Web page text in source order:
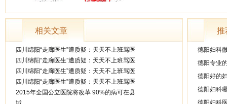
相关文章
四川绵阳“走廊医生”遭质疑：天天不上班骂医
四川绵阳“走廊医生”遭质疑：天天不上班骂医
四川绵阳“走廊医生”遭质疑：天天不上班骂医
四川绵阳“走廊医生”遭质疑：天天不上班骂医
2015年全国公立医院将改革 90%的病可在县
推
德阳妇科
德阳专业
德阳好的
德阳妇科
德阳妇科